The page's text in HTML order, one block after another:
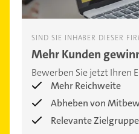
SIND SIE INHABER DIESER
Mehr Kunden
Bewerben Sie jetzt Ihren
Mehr Reichweite
Abheben von
Relevante